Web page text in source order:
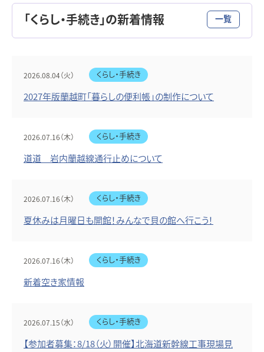
「くらし・手続き」の新着情報 一覧
2026.08.04（火） くらし・手続き
2027年版蘭越町「暮らしの便利帳」の制作について
2026.07.16（木） くらし・手続き
道道 岩内蘭越線通行止めについて
2026.07.16（木） くらし・手続き
夏休みは月曜日も開館！みんなで貝の館へ行こう！
2026.07.16（木） くらし・手続き
新着空き家情報
2026.07.15（水） くらし・手続き
【参加者募集：8/18（火）開催】北海道新幹線工事現場見